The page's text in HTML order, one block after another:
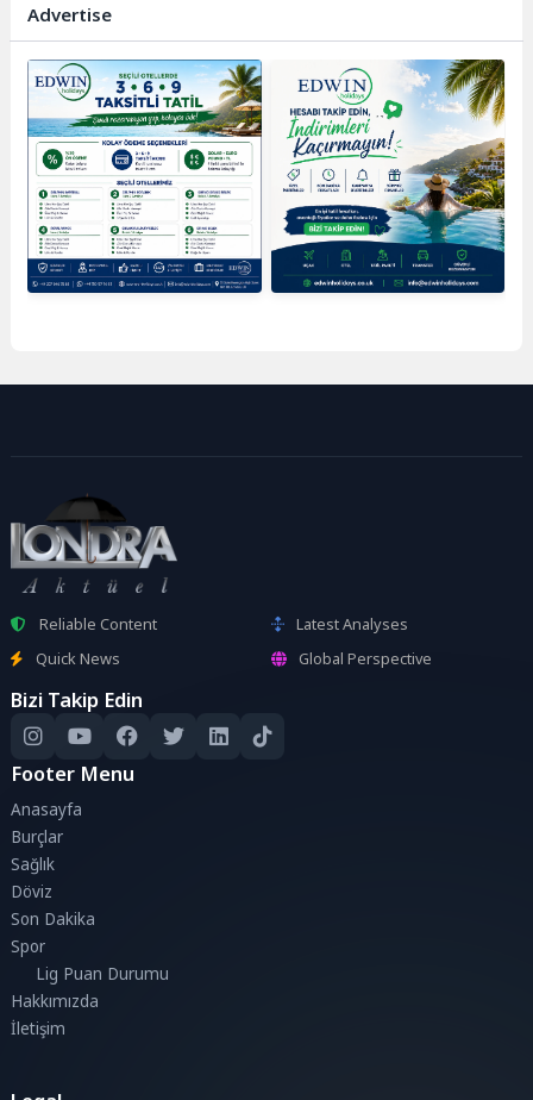
Advertise
Reliable Content
Latest Analyses
Quick News
Global Perspective
Bizi Takip Edin
Footer Menu
Anasayfa
Burçlar
Sağlık
Döviz
Son Dakika
Spor
Lig Puan Durumu
Hakkımızda
İletişim